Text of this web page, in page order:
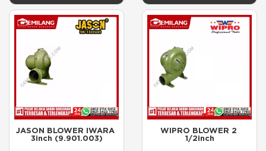
JASON BLOWER IWARA
3inch (9.901.003)
WIPRO BLOWER 2
1/2inch